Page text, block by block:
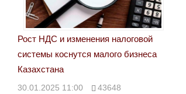
Рост НДС и изменения налоговой
системы коснутся малого бизнеса
Казахстана
30.01.2025 11:00 43648